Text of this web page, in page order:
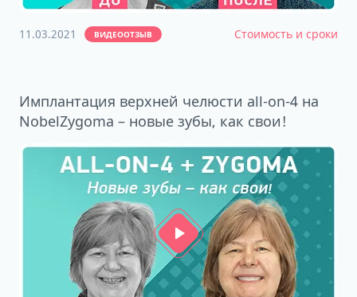
11.03.2021 ВИДЕООТЗЫВ Стоимость и сроки
Имплантация верхней челюсти all-on-4 на
NobelZygoma – новые зубы, как свои!